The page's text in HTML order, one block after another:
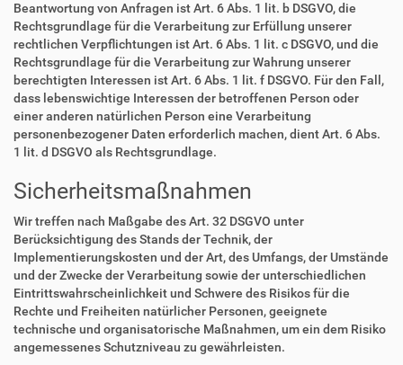
Beantwortung von Anfragen ist Art. 6 Abs. 1 lit. b DSGVO, die
Rechtsgrundlage für die Verarbeitung zur Erfüllung unserer
rechtlichen Verpflichtungen ist Art. 6 Abs. 1 lit. c DSGVO, und die
Rechtsgrundlage für die Verarbeitung zur Wahrung unserer
berechtigten Interessen ist Art. 6 Abs. 1 lit. f DSGVO. Für den Fall,
dass lebenswichtige Interessen der betroffenen Person oder
einer anderen natürlichen Person eine Verarbeitung
personenbezogener Daten erforderlich machen, dient Art. 6 Abs.
1 lit. d DSGVO als Rechtsgrundlage.
Sicherheitsmaßnahmen
Wir treffen nach Maßgabe des Art. 32 DSGVO unter
Berücksichtigung des Stands der Technik, der
Implementierungskosten und der Art, des Umfangs, der Umstände
und der Zwecke der Verarbeitung sowie der unterschiedlichen
Eintrittswahrscheinlichkeit und Schwere des Risikos für die
Rechte und Freiheiten natürlicher Personen, geeignete
technische und organisatorische Maßnahmen, um ein dem Risiko
angemessenes Schutzniveau zu gewährleisten.